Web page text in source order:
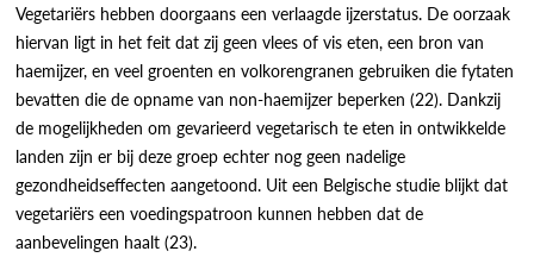
Vegetariërs hebben doorgaans een verlaagde ijzerstatus. De oorzaak
hiervan ligt in het feit dat zij geen vlees of vis eten, een bron van
haemijzer, en veel groenten en volkorengranen gebruiken die fytaten
bevatten die de opname van non-haemijzer beperken (22). Dankzij
de mogelijkheden om gevarieerd vegetarisch te eten in ontwikkelde
landen zijn er bij deze groep echter nog geen nadelige
gezondheidseffecten aangetoond. Uit een Belgische studie blijkt dat
vegetariërs een voedingspatroon kunnen hebben dat de
aanbevelingen haalt (23).